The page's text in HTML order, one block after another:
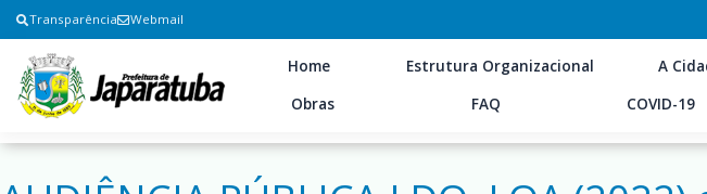
Transparência Webmail
Home Estrutura Organizacional A
Obras
FAQ COVID-19